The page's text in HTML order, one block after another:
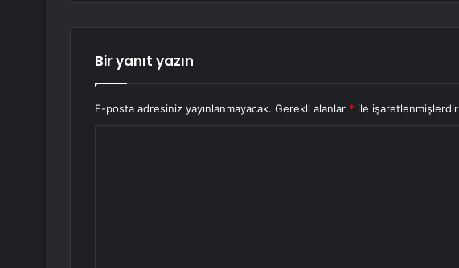
Bir yanıt yazın
E-posta adresiniz yayınlanmayacak. Gerekli alanlar * ile işaretlenmişlerdir